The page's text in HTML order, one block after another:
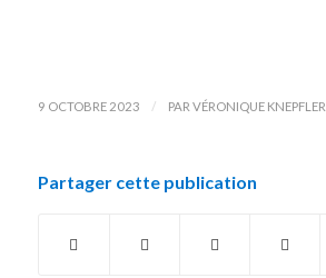
9 OCTOBRE 2023 / PAR VÉRONIQUE KNEPFLER
Partager cette publication